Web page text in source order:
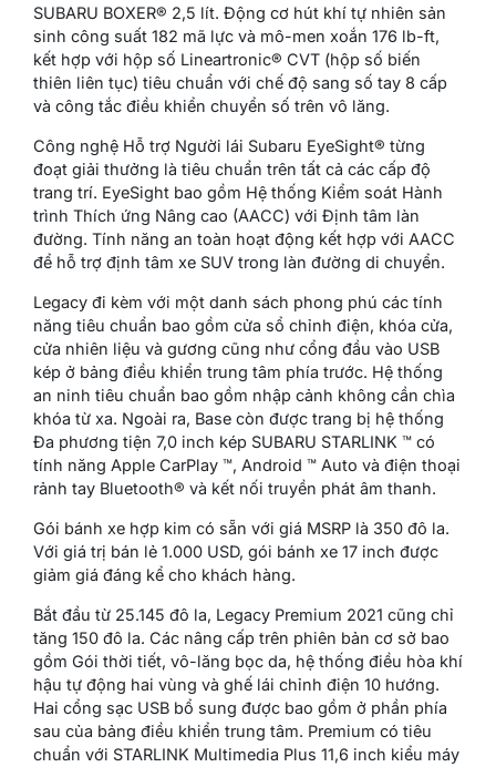
SUBARU BOXER® 2,5 lít. Động cơ hút khí tự nhiên sản
sinh công suất 182 mã lực và mô-men xoắn 176 lb-ft,
kết hợp với hộp số Lineartronic® CVT (hộp số biến
thiên liên tục) tiêu chuẩn với chế độ sang số tay 8 cấp
và công tắc điều khiển chuyển số trên vô lăng.
Công nghệ Hỗ trợ Người lái Subaru EyeSight® từng
đoạt giải thưởng là tiêu chuẩn trên tất cả các cấp độ
trang trí. EyeSight bao gồm Hệ thống Kiểm soát Hành
trình Thích ứng Nâng cao (AACC) với Định tâm làn
đường. Tính năng an toàn hoạt động kết hợp với AACC
để hỗ trợ định tâm xe SUV trong làn đường di chuyển.
Legacy đi kèm với một danh sách phong phú các tính
năng tiêu chuẩn bao gồm cửa sổ chỉnh điện, khóa cửa,
cửa nhiên liệu và gương cũng như cổng đầu vào USB
kép ở bảng điều khiển trung tâm phía trước. Hệ thống
an ninh tiêu chuẩn bao gồm nhập cảnh không cần chìa
khóa từ xa. Ngoài ra, Base còn được trang bị hệ thống
Đa phương tiện 7,0 inch kép SUBARU STARLINK ™ có
tính năng Apple CarPlay ™, Android ™ Auto và điện thoại
rảnh tay Bluetooth® và kết nối truyền phát âm thanh.
Gói bánh xe hợp kim có sẵn với giá MSRP là 350 đô la.
Với giá trị bán lẻ 1.000 USD, gói bánh xe 17 inch được
giảm giá đáng kể cho khách hàng.
Bắt đầu từ 25.145 đô la, Legacy Premium 2021 cũng chỉ
tăng 150 đô la. Các nâng cấp trên phiên bản cơ sở bao
gồm Gói thời tiết, vô-lăng bọc da, hệ thống điều hòa khí
hậu tự động hai vùng và ghế lái chỉnh điện 10 hướng.
Hai cổng sạc USB bổ sung được bao gồm ở phần phía
sau của bảng điều khiển trung tâm. Premium có tiêu
chuẩn với STARLINK Multimedia Plus 11,6 inch kiểu máy